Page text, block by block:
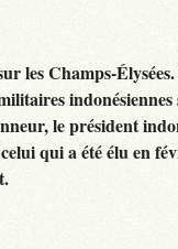
les Champs-
indonésiennes
le président
qui a été élu en